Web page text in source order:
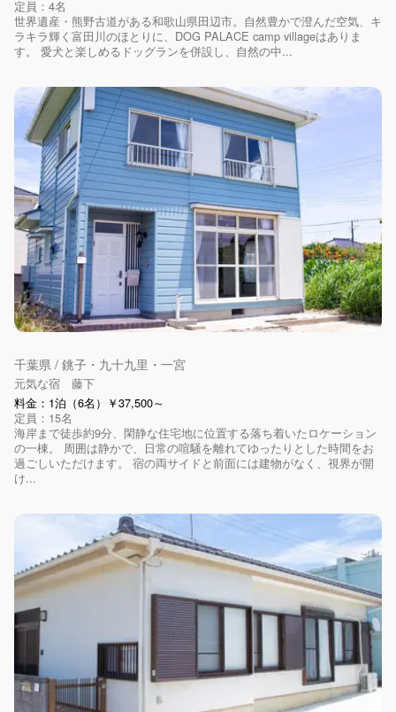
定員：4名
世界遺産・熊野古道がある和歌山県田辺市。自然豊かで澄んだ空気、キ
ラキラ輝く富田川のほとりに、DOG PALACE camp villageはありま
す。 愛犬と楽しめるドッグランを併設し、自然の中...
千葉県 / 銚子・九十九里・一宮
元気な宿 藤下
料金：1泊（6名）￥37,500～
定員：15名
海岸まで徒歩約9分、閑静な住宅地に位置する落ち着いたロケーション
の一棟。 周囲は静かで、日常の喧騒を離れてゆったりとした時間をお
過ごしいただけます。 宿の両サイドと前面には建物がなく、視界が開
け...